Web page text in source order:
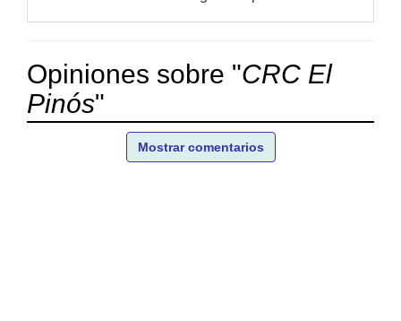
Opiniones sobre "CRC El
Pinós"
Mostrar comentarios